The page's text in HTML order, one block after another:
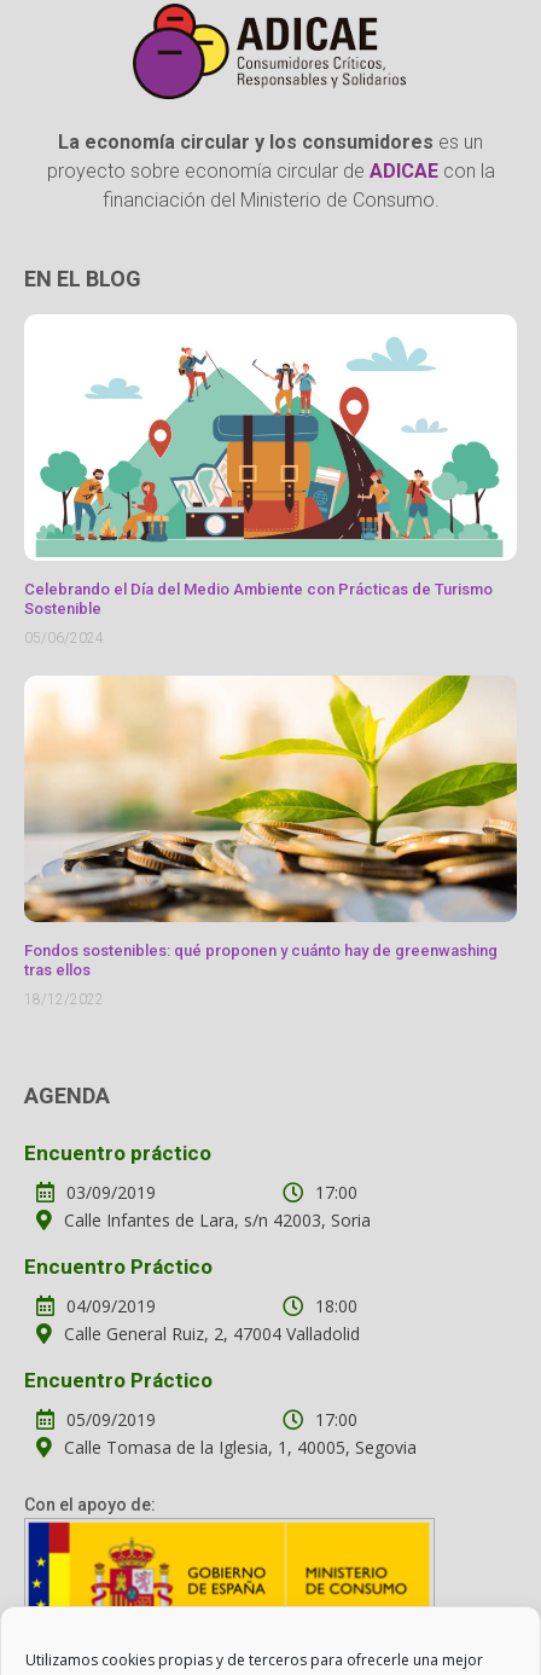
Utilizamos cookies propias y de terceros para ofrecerle una mejor
La economía circular y los consumidores es un
proyecto sobre economía circular de ADICAEcon la
financiación del Ministerio de Consumo.
EN EL BLOG
Celebrando el Día del Medio Ambiente con Prácticas de Turismo
Sostenible
05/06/2024
Fondos sostenibles: qué proponen y cuánto hay de greenwashing
tras ellos
18/12/2022
AGENDA
Encuentro práctico
03/09/2019
17:00
Calle Infantes de Lara, s/n 42003, Soria
Encuentro Práctico
04/09/2019
18:00
Calle General Ruiz, 2, 47004 Valladolid
Encuentro Práctico
05/09/2019
17:00
Calle Tomasa de la Iglesia, 1, 40005, Segovia
Con el apoyo de:
Con el apoyo del Ministerio de Consumo. Su contenido es